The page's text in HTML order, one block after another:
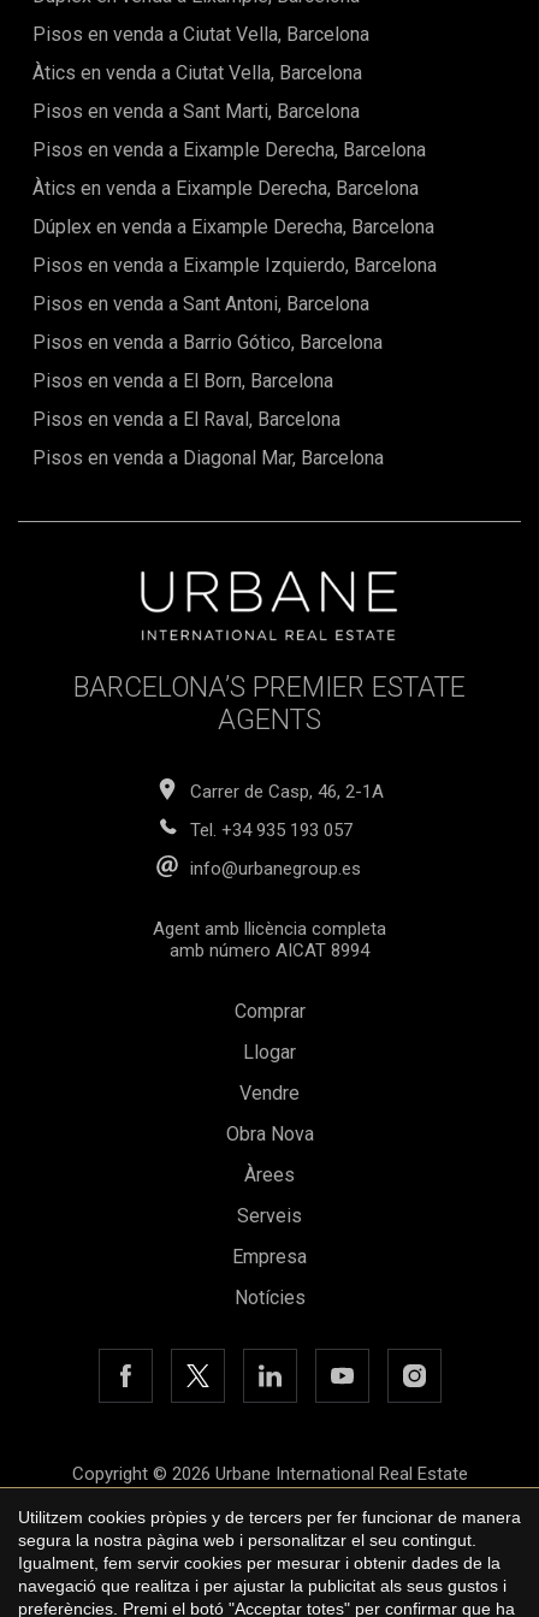
Pisos en venda a Ciutat Vella, Barcelona
Àtics en venda a Ciutat Vella, Barcelona
Pisos en venda a Sant Marti, Barcelona
Pisos en venda a Eixample Derecha, Barcelona
Àtics en venda a Eixample Derecha, Barcelona
Dúplex en venda a Eixample Derecha, Barcelona
Pisos en venda a Eixample Izquierdo, Barcelona
Pisos en venda a Sant Antoni, Barcelona
Pisos en venda a Barrio Gótico, Barcelona
Pisos en venda a El Born, Barcelona
Pisos en venda a El Raval, Barcelona
Pisos en venda a Diagonal Mar, Barcelona
BARCELONA’S PREMIER ESTATE
AGENTS
Carrer de Casp, 46, 2-1A
Tel. +34 935 193 057
info@urbanegroup.es
Agent amb llicència completa
amb número AICAT 8994
Comprar
Llogar
Vendre
Obra Nova
Àrees
Serveis
Empresa
Notícies
Copyright © 2026 Urbane International Real Estate
Avís legal
Política de privacitat
Polí­tica de cookies
Utilitzem cookies pròpies y de tercers per fer funcionar de manera
segura la nostra pàgina web i personalitzar el seu contingut.
Igualment, fem servir cookies per mesurar i obtenir dades de la
navegació que realitza i per ajustar la publicitat als seus gustos i
preferències. Premi el botó "Acceptar totes" per confirmar que ha
Guardar configuració